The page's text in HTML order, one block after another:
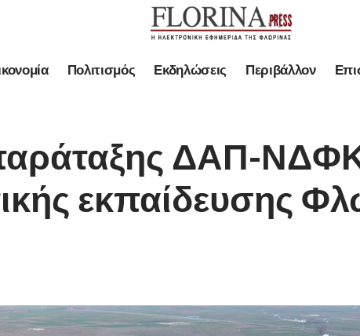
Πολιτισμός Εκδηλώσεις Περιβάλλον
ΔΑΠ-
εκπαίδευσης